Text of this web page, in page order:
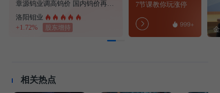
洛阳钼业
+1.72%
股东增持
7节课教你玩涨停
相关热点